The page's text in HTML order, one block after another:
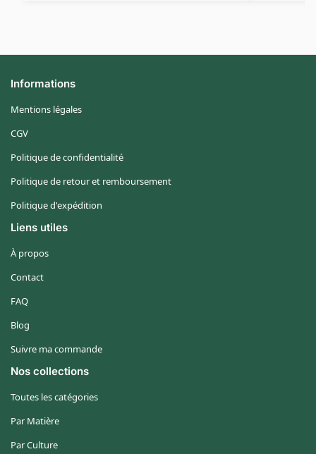
Informations
Mentions légales
CGV
Politique de confidentialité
Politique de retour et remboursement
Politique d'expédition
Liens utiles
À propos
Contact
FAQ
Blog
Suivre ma commande
Nos collections
Toutes les catégories
Par Matière
Par Culture